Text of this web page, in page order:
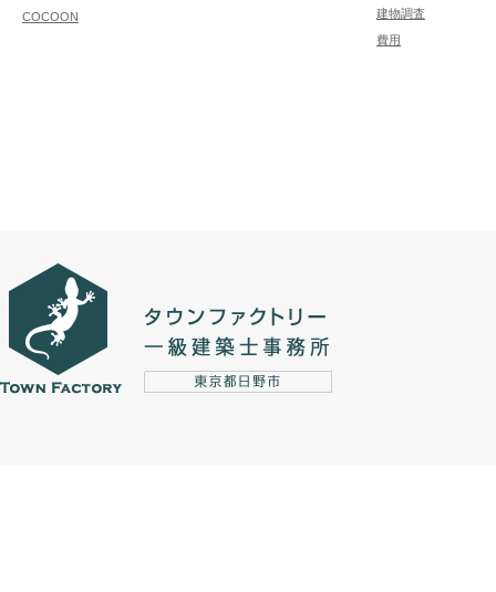
太田陽子の何でもノート
COCOON
建物調査
費用